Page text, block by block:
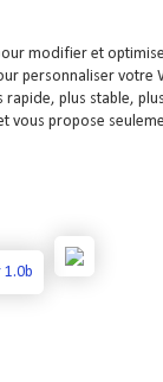
modifier et
personnaliser votre
plus stable,
vous propose